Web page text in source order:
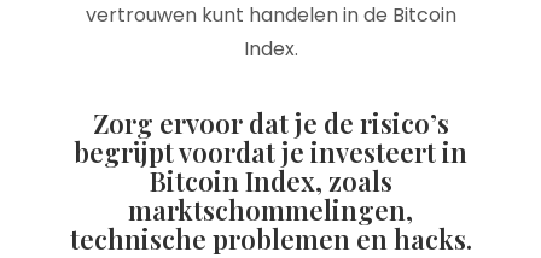
vertrouwen kunt handelen in de Bitcoin
Index.
Zorg ervoor dat je de risico’s
begrijpt voordat je investeert in
Bitcoin Index, zoals
marktschommelingen,
technische problemen en hacks.